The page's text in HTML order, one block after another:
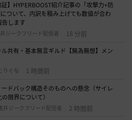
証】HYPERBOOST紹介記事の「攻撃力+防
ついて、内訳を積み上げても数値が合わ
します
ジークフリード配信者 18 分前
ル共有・基本無言ギルド【無為無想】メン
りぐな 1 時間前
ードバック構造そのものへの懸念（サイレ
限界について）
井ジークフリード配信者 2 時間前